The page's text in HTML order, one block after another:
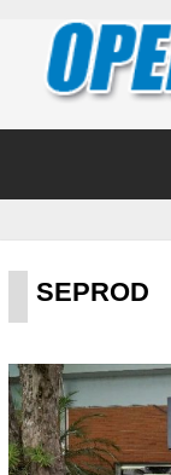
SEPROD